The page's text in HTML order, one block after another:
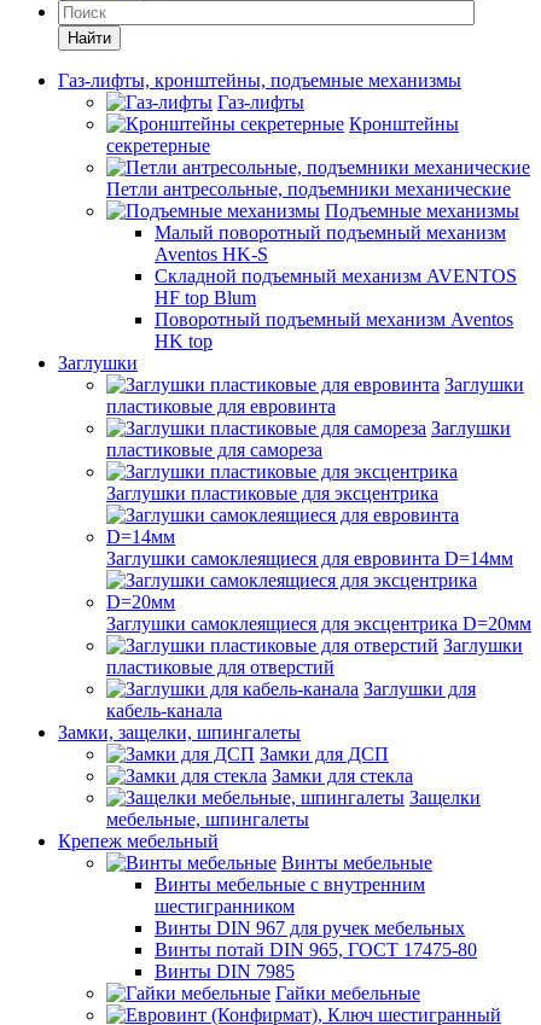
Найти
Газ-лифты, кронштейны, подъемные механизмы
Газ-лифты
Кронштейны
секретерные
Петли антресольные, подъемники механические
Подъемные механизмы
Малый поворотный подъемный механизм
Aventos HK-S
Складной подъемный механизм AVENTOS
HF top Blum
Поворотный подъемный механизм Aventos
HK top
Заглушки
Заглушки
пластиковые для евровинта
Заглушки
пластиковые для самореза
Заглушки пластиковые для эксцентрика
Заглушки самоклеящиеся для евровинта D=14мм
Заглушки самоклеящиеся для эксцентрика D=20мм
Заглушки
пластиковые для отверстий
Заглушки для
кабель-канала
Замки, защелки, шпингалеты
Замки для ДСП
Замки для стекла
Защелки
мебельные, шпингалеты
Крепеж мебельный
Винты мебельные
Винты мебельные с внутренним
шестигранником
Винты DIN 967 для ручек мебельных
Винты потай DIN 965, ГОСТ 17475-80
Винты DIN 7985
Гайки мебельные